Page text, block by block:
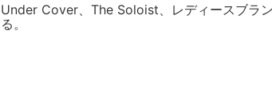
Under Cover、The Soloist、レディースブラ
る。